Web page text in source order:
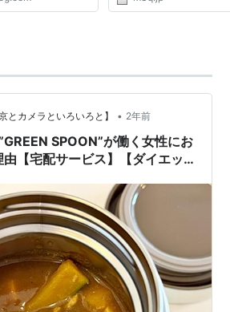
とカメラといろいろと】 • 2年前
SPOON”が働く女性にお
【宅配サービス】【ダイエッ